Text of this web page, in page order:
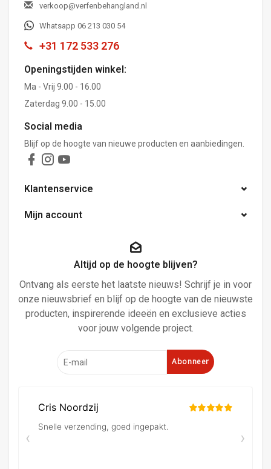
verkoop@verfenbehangland.nl
Whatsapp 06 213 030 54
+31 172 533 276
Openingstijden winkel:
Ma - Vrij 9.00 - 16.00
Zaterdag 9.00 - 15.00
Social media
Blijf op de hoogte van nieuwe producten en aanbiedingen.
Klantenservice
Mijn account
Altijd op de hoogte blijven?
Ontvang als eerste het laatste nieuws! Schrijf je in voor
onze nieuwsbrief en blijf op de hoogte van de nieuwste
producten, inspirerende ideeën en exclusieve acties
voor jouw volgende project.
Abonneer